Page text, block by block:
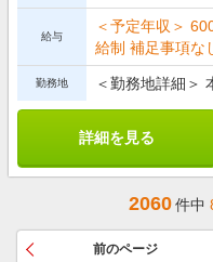
給与
＜予定年収＞
給制 補足事項な
勤務地 ＜勤務地詳細＞
詳細を見る
2060件中
前のページ